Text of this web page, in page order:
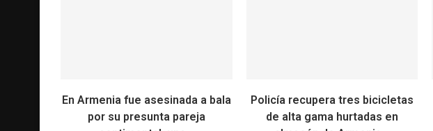
En Armenia fue asesinada a bala
por su presunta pareja
Policía recupera tres bicicletas
de alta gama hurtadas en